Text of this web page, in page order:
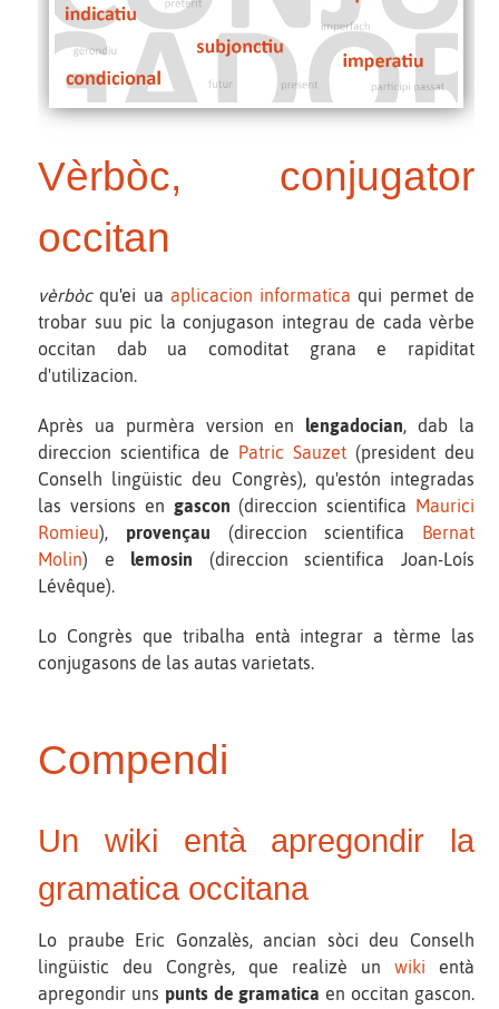
Vèrbòc, conjugator
occitan
vèrbòcqu'ei ua aplicacion informatica qui permet de
trobar suu pic la conjugason integrau de cada vèrbe
occitan dab ua comoditat grana e rapiditat
d'utilizacion.
Après ua purmèra version en lengadocian, dab la
direccion scientifica de Patric Sauzet (president deu
Conselh lingüistic deu Congrès), qu'estón integradas
las versions en gascon (direccion scientifica Maurici
Romieu), provençau (direccion scientifica Bernat
Molin) e lemosin (direccion scientifica Joan-Loís
Lévêque).
Lo Congrès que tribalha entà integrar a tèrme las
conjugasons de las autas varietats.
Compendi
Un wiki entà apregondir la
gramatica occitana
Lo praube Eric Gonzalès, ancian sòci deu Conselh
lingüistic deu Congrès, que realizè un wiki entà
apregondir uns punts de gramatica en occitan gascon.